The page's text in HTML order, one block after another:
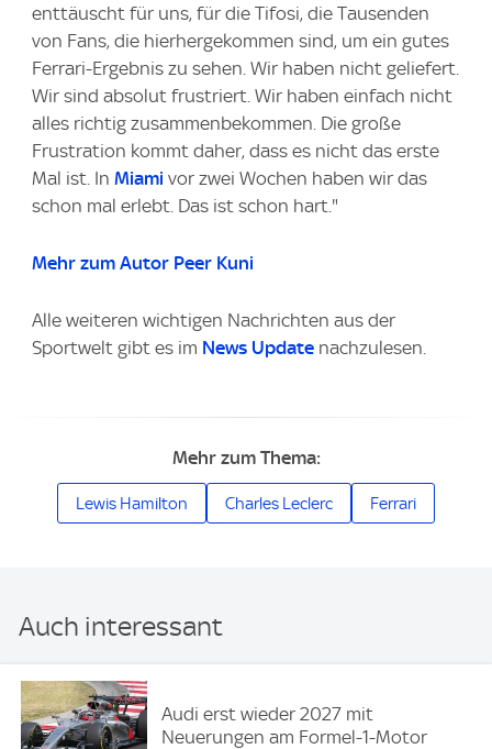
enttäuscht für uns, für die Tifosi, die Tausenden
von Fans, die hierhergekommen sind, um ein gutes
Ferrari-Ergebnis zu sehen. Wir haben nicht geliefert.
Wir sind absolut frustriert. Wir haben einfach nicht
alles richtig zusammenbekommen. Die große
Frustration kommt daher, dass es nicht das erste
Mal ist. In Miami vor zwei Wochen haben wir das
schon mal erlebt. Das ist schon hart."
Mehr zum Autor Peer Kuni
Alle weiteren wichtigen Nachrichten aus der
Sportwelt gibt es im News Update nachzulesen.
Mehr zum Thema:
Lewis Hamilton Charles Leclerc Ferrari
Auch interessant
Audi erst wieder 2027 mit
Neuerungen am Formel-1-Motor